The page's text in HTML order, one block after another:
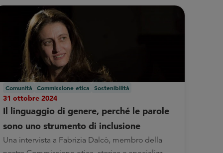
Comunità Commissione etica Sostenibilità
31 ottobre 2024
Il linguaggio di genere, perché le parole
sono uno strumento di inclusione
Una intervista a Fabrizia Dalcò, membro della